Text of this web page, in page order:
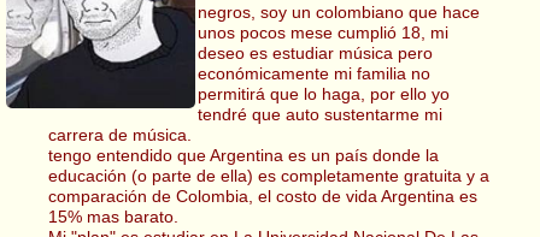
negros, soy un colombiano que hace
unos pocos mese cumplió 18, mi
deseo es estudiar música pero
económicamente mi familia no
permitirá que lo haga, por ello yo
tendré que auto sustentarme mi
carrera de música.
tengo entendido que Argentina es un país donde la
educación (o parte de ella) es completamente gratuita y a
comparación de Colombia, el costo de vida Argentina es
15% mas barato.